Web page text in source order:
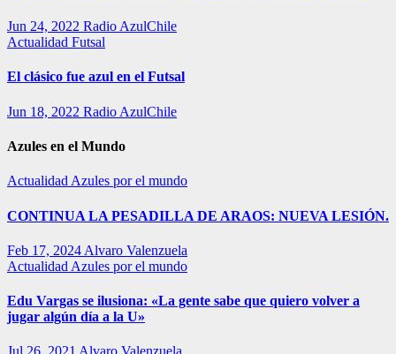
Jun 24, 2022 Radio AzulChile
Actualidad Futsal
El clásico fue azul en el Futsal
Jun 18, 2022 Radio AzulChile
Azules en el Mundo
Actualidad Azules por el mundo
CONTINUA LA PESADILLA DE ARAOS: NUEVA LESIÓN.
Feb 17, 2024 Alvaro Valenzuela
Actualidad Azules por el mundo
Edu Vargas se ilusiona: «La gente sabe que quiero volver a
jugar algún día a la U»